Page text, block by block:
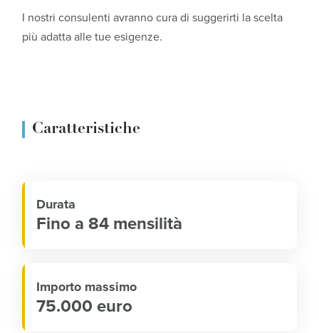
I nostri consulenti avranno cura di suggerirti la scelta
più adatta alle tue esigenze.
Caratteristiche
Durata
Fino a 84 mensilità
Importo massimo
75.000 euro